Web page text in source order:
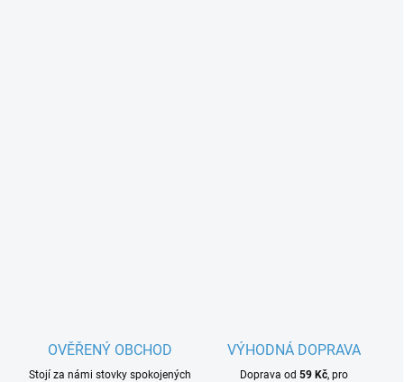
OVĚŘENÝ OBCHOD
Stojí za námi stovky spokojených
VÝHODNÁ DOPRAVA
Doprava od 59 Kč, pro